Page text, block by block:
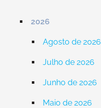
2026
Agosto de 2026
Julho de 2026
Junho de 2026
Maio de 2026